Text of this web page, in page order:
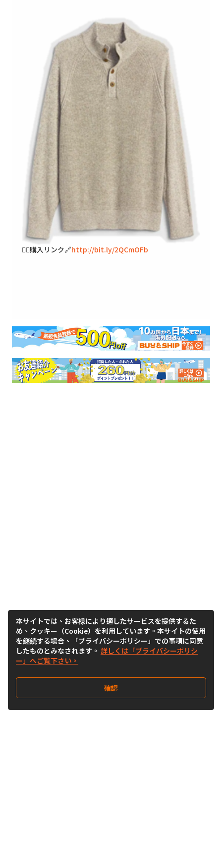
🐱‍👓購入リンク🔗http://bit.ly/2QCmOFb
本サイトでは、お客様により適したサービスを提供するた
め、クッキー（Cookie）を利用しています。本サイトの使用
を継続する場合、「プライバシーポリシー」での事項に同意
したものとみなされます。 詳しくは「プライバシーポリシ
ー」へご覧下さい。
確認